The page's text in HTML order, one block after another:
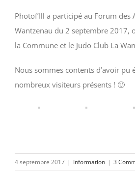
Photof’Ill a participé au Forum des
Wantzenau du 2 septembre 2017,
la Commune et le Judo Club La
Nous sommes contents d’avoir pu
nombreux visiteurs présents ! 🙂
4 septembre 2017 | Information | 3